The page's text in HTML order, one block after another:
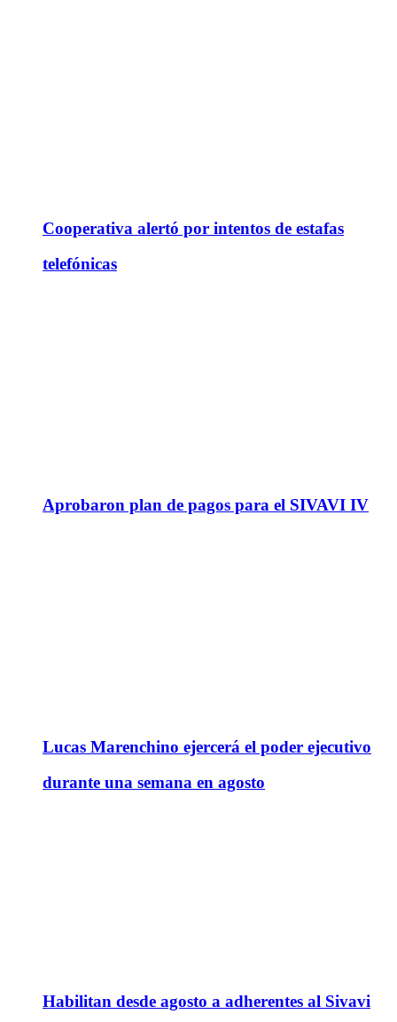
Cooperativa alertó por intentos de estafas
telefónicas
Aprobaron plan de pagos para el SIVAVI IV
Lucas Marenchino ejercerá el poder ejecutivo
durante una semana en agosto
Habilitan desde agosto a adherentes al Sivavi